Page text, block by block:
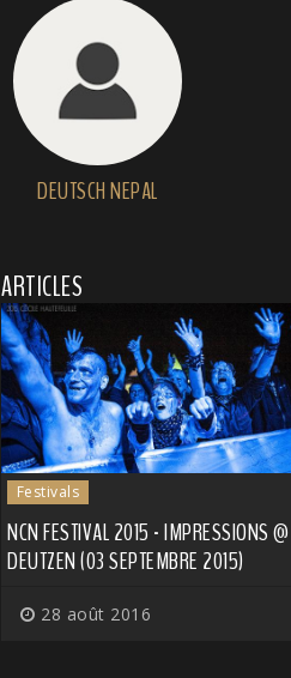
DEUTSCH NEPAL
ARTICLES
Festivals
NCN FESTIVAL 2015 - IMPRESSIONS @
DEUTZEN (03 SEPTEMBRE 2015)
28 août 2016